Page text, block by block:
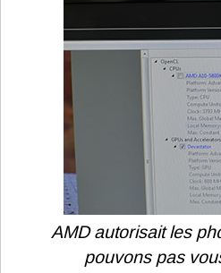
AMD autorisait les
pouvons pas